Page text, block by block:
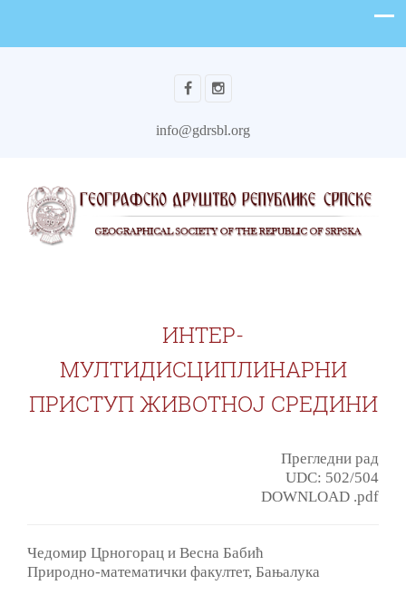
info@gdrsbl.org
ИНТЕР-
МУЛТИДИСЦИПЛИНАРНИ
ПРИСТУП ЖИВОТНОЈ СРЕДИНИ
Прегледни рад
UDC: 502/504
DOWNLOAD .pdf
Чедомир Црногорац и Весна Бабић
Природно-математички факултет, Бањалука